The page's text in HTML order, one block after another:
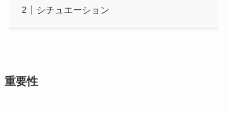
シチュエーション
重要性